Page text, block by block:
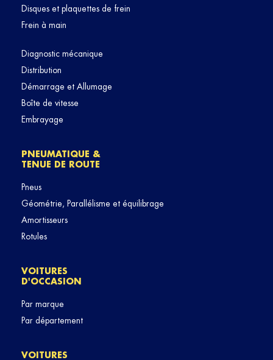
Disques et plaquettes de frein
Frein à main
Diagnostic mécanique
Distribution
Démarrage et Allumage
Boîte de vitesse
Embrayage
PNEUMATIQUE &
TENUE DE ROUTE
Pneus
Géométrie, Parallélisme et équilibrage
Amortisseurs
Rotules
VOITURES
D'OCCASION
Par marque
Par département
VOITURES